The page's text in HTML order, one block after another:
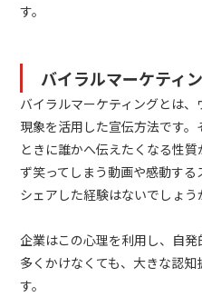
す。
バイラルマーケティ
バイラルマーケティングとは
現象を活用した宣伝方法です
ときに誰かへ伝えたくなる性
ず笑ってしまう動画や感動す
シェアした経験はないでしょう
企業はこの心理を利用し、自
多くかけなくても、大きな認
す。